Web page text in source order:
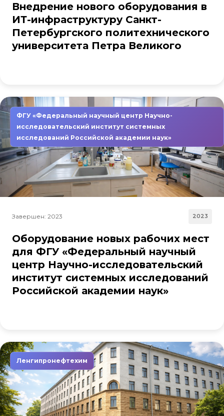
Внедрение нового оборудования в
ИТ-инфраструктуру Санкт-
Петербургского политехнического
университета Петра Великого
ФГУ «Федеральный научный центр Научно-
исследовательский институт системных
исследований Российской академии наук»
Завершен: 2023 2023
Оборудование новых рабочих мест
для ФГУ «Федеральный научный
центр Научно-исследовательский
институт системных исследований
Российской академии наук»
Ленгипронефтехим